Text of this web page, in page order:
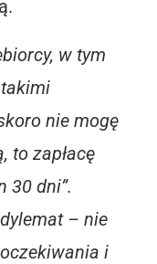
w tym
nie mogę
to zapłacę
30 dni”.
– nie
i